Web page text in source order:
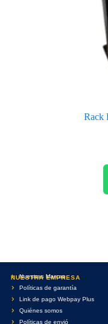
Rack
NUESTRA EMPRESA
Nuestras Marcas
Políticas de garantía
Link de pago Webpay Plus
Quiénes somos
Políticas de envió